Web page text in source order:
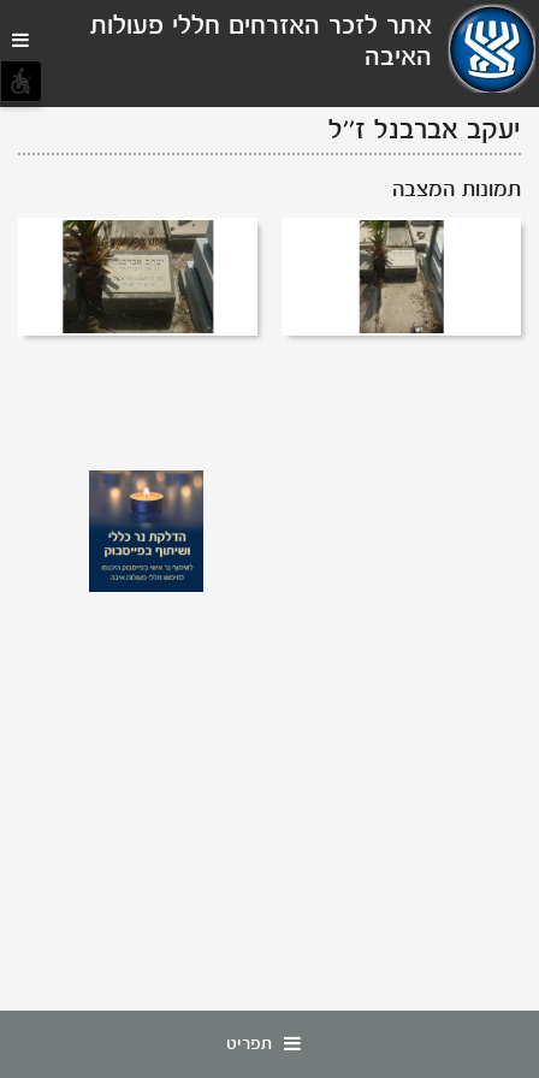
תפריט
נגישות
אתר לזכר האזרחים חללי פעולות
האיבה
יעקב אברבנל ז''ל
תמונות המצבה
תפריט